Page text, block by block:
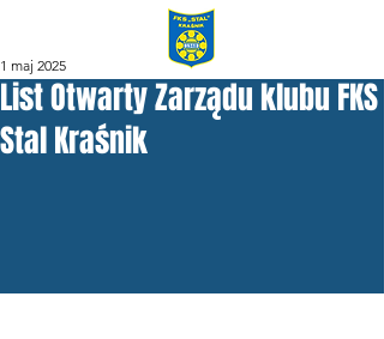
List Otwarty Zarządu klubu FKS
Stal Kraśnik
1 maj 2025